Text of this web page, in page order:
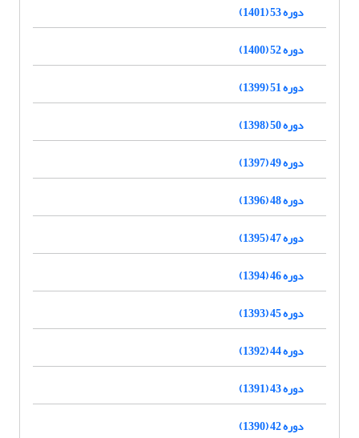
دوره 53 (1401)
دوره 52 (1400)
دوره 51 (1399)
دوره 50 (1398)
دوره 49 (1397)
دوره 48 (1396)
دوره 47 (1395)
دوره 46 (1394)
دوره 45 (1393)
دوره 44 (1392)
دوره 43 (1391)
دوره 42 (1390)